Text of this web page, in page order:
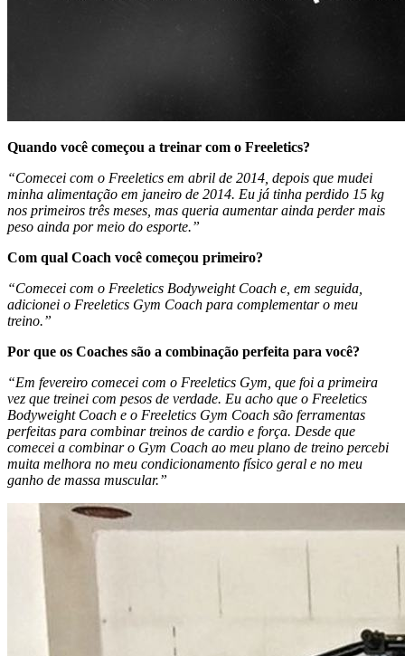
Quando você começou a treinar com o Freeletics?
“Comecei com o Freeletics em abril de 2014, depois que mudei
minha alimentação em janeiro de 2014. Eu já tinha perdido 15 kg
nos primeiros três meses, mas queria aumentar ainda perder mais
peso ainda por meio do esporte.”
Com qual Coach você começou primeiro?
“Comecei com o Freeletics Bodyweight Coach e, em seguida,
adicionei o Freeletics Gym Coach para complementar o meu
treino.”
Por que os Coaches são a combinação perfeita para você?
“Em fevereiro comecei com o Freeletics Gym, que foi a primeira
vez que treinei com pesos de verdade. Eu acho que o Freeletics
Bodyweight Coach e o Freeletics Gym Coach são ferramentas
perfeitas para combinar treinos de cardio e força. Desde que
comecei a combinar o Gym Coach ao meu plano de treino percebi
muita melhora no meu condicionamento físico geral e no meu
ganho de massa muscular.”